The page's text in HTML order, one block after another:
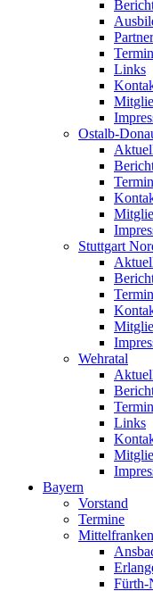
Partner
Links
Ostalb-
Stuttgart
Wehratal
Links
Bayern
Vorstand
Termine
Mittelfranken
Fürth-